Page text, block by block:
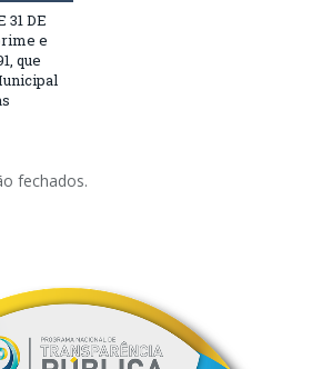
31 DE
e
que
fechados.